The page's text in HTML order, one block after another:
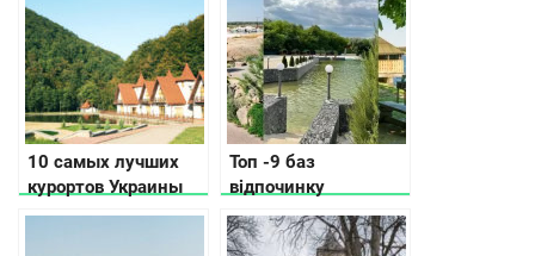
СКЛАДНИХ
РЕЦЕПТІВ
10 самых лучших
курортов Украины
Топ -9 баз
відпочинку
неподалік
Кропивницького